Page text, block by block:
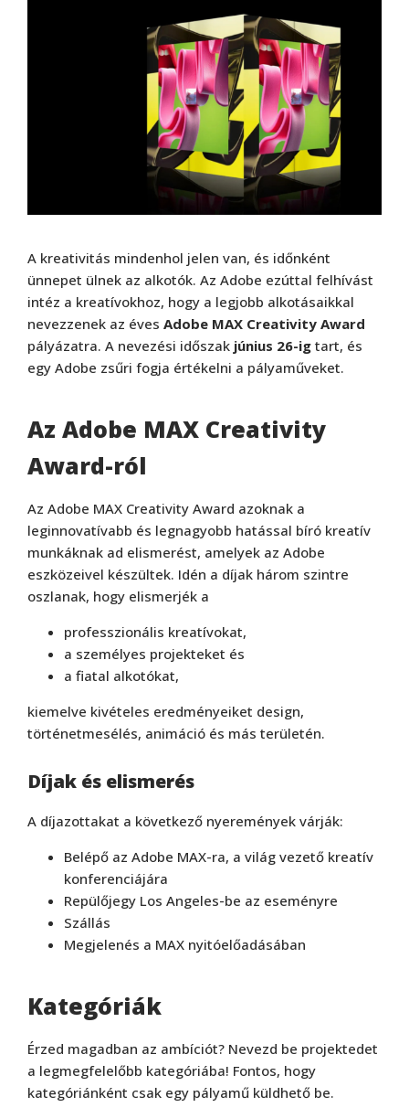
A kreativitás mindenhol jelen van, és időnként
ünnepet ülnek az alkotók. Az Adobe ezúttal felhívást
intéz a kreatívokhoz, hogy a legjobb alkotásaikkal
nevezzenek az éves Adobe MAX Creativity Award
pályázatra. A nevezési időszak június 26-ig tart, és
egy Adobe zsűri fogja értékelni a pályaműveket.
Az Adobe MAX Creativity
Award-ról
Az Adobe MAX Creativity Award azoknak a
leginnovatívabb és legnagyobb hatással bíró kreatív
munkáknak ad elismerést, amelyek az Adobe
eszközeivel készültek. Idén a díjak három szintre
oszlanak, hogy elismerjék a
professzionális kreatívokat,
a személyes projekteket és
a fiatal alkotókat,
kiemelve kivételes eredményeiket design,
történetmesélés, animáció és más területén.
Díjak és elismerés
A díjazottakat a következő nyeremények várják:
Belépő az Adobe MAX-ra, a világ vezető kreatív
konferenciájára
Repülőjegy Los Angeles-be az eseményre
Szállás
Megjelenés a MAX nyitóelőadásában
Kategóriák
Érzed magadban az ambíciót? Nevezd be projektedet
a legmegfelelőbb kategóriába! Fontos, hogy
kategóriánként csak egy pályamű küldhető be.